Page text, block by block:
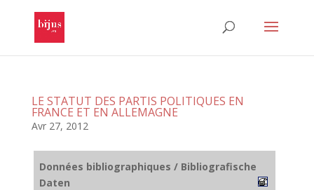
LE STATUT DES PARTIS POLITIQUES EN
FRANCE ET EN ALLEMAGNE
Avr 27, 2012
Données bibliographiques / Bibliografische
Daten